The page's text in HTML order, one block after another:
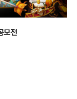
모전